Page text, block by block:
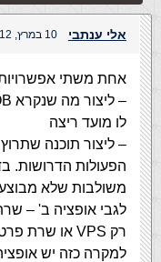
אלי ענתבי 10 במרץ, 2012 בשעה 11:17 pm
אחת משתי
לו מועד ריצה
– ליצור תוכנה
הפעולות הדרושות.
משולבות שלא
לגבי אופציה ב' –
רק VPS או שרת פרטי פיזי
למקרה כזה יש